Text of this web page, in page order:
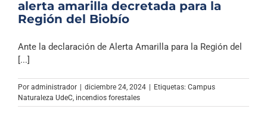
alerta amarilla decretada para la
Región del Biobío
Ante la declaración de Alerta Amarilla para la Región del
[...]
Por administrador diciembre 24, 2024 Etiquetas: Campus
Naturaleza UdeC, incendios forestales